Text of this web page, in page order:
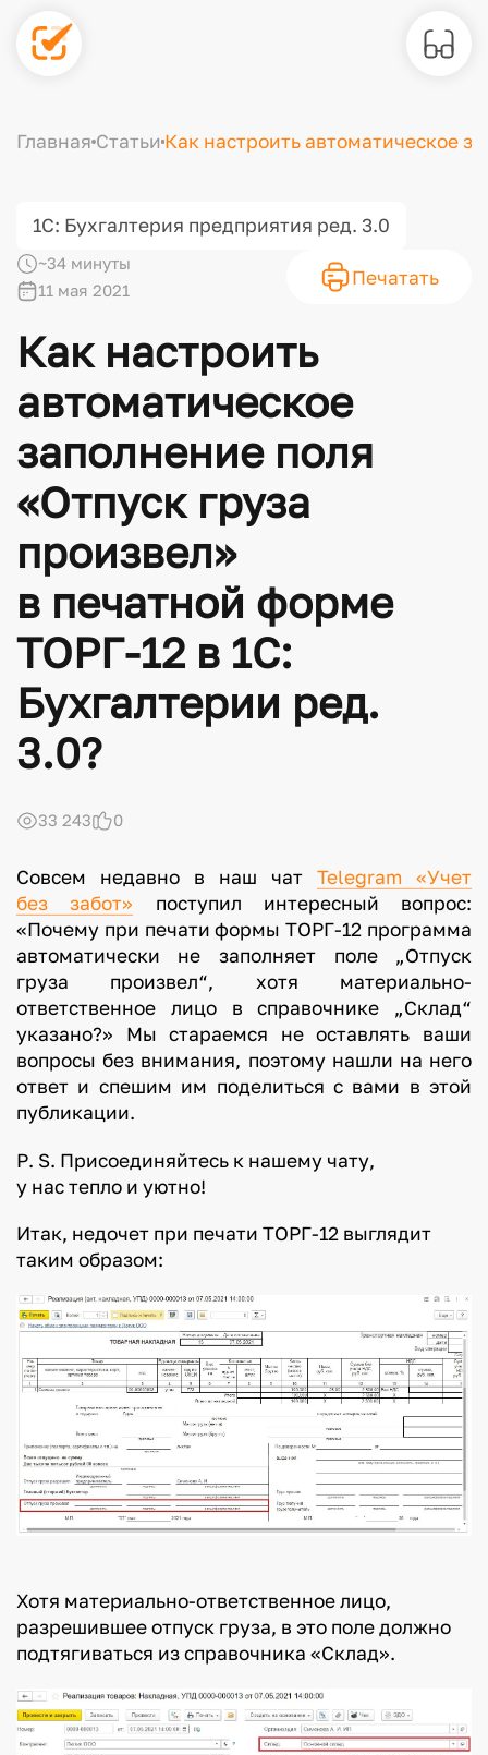
Главная Статьи Как настроить автоматическое
1С: Бухгалтерия предприятия ред. 3.0
~34 минуты
11 мая 2021
Печатать
Как настроить
автоматическое
заполнение поля
«Отпуск груза
произвел»
в печатной форме
ТОРГ-12 в 1С:
Бухгалтерии ред.
3.0?
33 243 0
Совсем недавно в наш чатTelegram «Учет
без забот» поступил интересный вопрос:
«Почему при печати формы ТОРГ-12 программа
автоматически не заполняет поле „Отпуск
груза произвел“, хотя материально-
ответственное лицо в справочнике „Склад“
указано?» Мы стараемся не оставлять ваши
вопросы без внимания, поэтому нашли на него
ответ и спешим им поделиться с вами в этой
публикации.
Р. S. Присоединяйтесь к нашему чату,
у нас тепло и уютно!
Итак, недочет при печати ТОРГ-12 выглядит
таким образом:
Хотя материально-ответственное лицо,
разрешившее отпуск груза, в это поле должно
подтягиваться из справочника «Склад».